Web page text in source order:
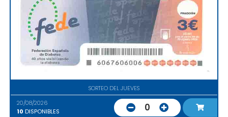
SORTEO DEL JUEVES
20/08/2026
10 DISPONIBLES 0